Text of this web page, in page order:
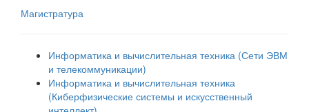
Магистратура
Информатика и вычислительная техника (Сети ЭВМ
и телекоммуникации)
Информатика и вычислительная техника
(Киберфизические системы и искусственный